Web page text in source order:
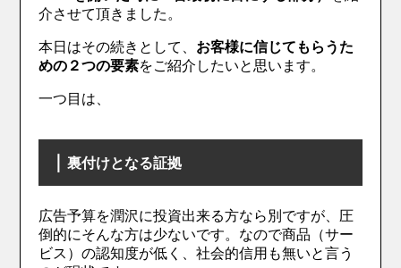
介させて頂きました。
本日はその続きとして、 お客様に信じてもらうた
めの２つの要素をご紹介したいと思います。
一つ目は、
｜裏付けとなる証拠
広告予算を潤沢に投資出来る方なら別ですが、圧
倒的にそんな方は少ないです。なので商品（サー
ビス）の認知度が低く、社会的信用も無いと言う